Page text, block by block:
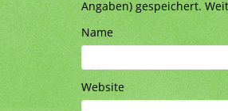
Angaben) gespeichert.
Name
Website